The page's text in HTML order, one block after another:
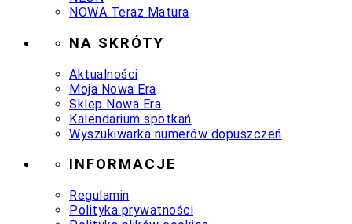
NOWA Teraz Matura
NA SKRÓTY
Aktualności
Moja Nowa Era
Sklep Nowa Era
Kalendarium spotkań
Wyszukiwarka numerów dopuszczeń
INFORMACJE
Regulamin
Polityka prywatności